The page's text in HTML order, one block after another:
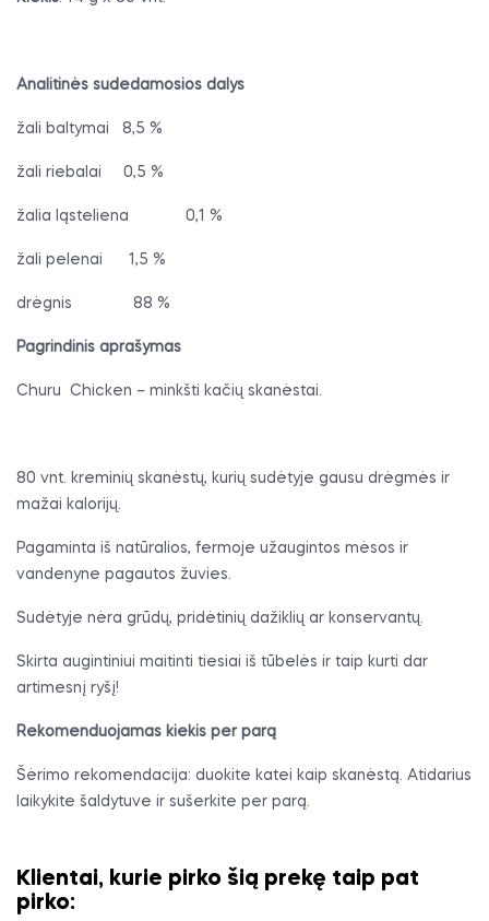
Analitinės sudedamosios dalys
žali baltymai 8,5 %
žali riebalai 0,5 %
žalia ląsteliena 0,1 %
žali pelenai 1,5 %
drėgnis 88 %
Pagrindinis aprašymas
Churu Chicken – minkšti kačių skanėstai.
80 vnt. kreminių skanėstų, kurių sudėtyje gausu drėgmės ir
mažai kalorijų.
Pagaminta iš natūralios, fermoje užaugintos mėsos ir
vandenyne pagautos žuvies.
Sudėtyje nėra grūdų, pridėtinių dažiklių ar konservantų.
Skirta augintiniui maitinti tiesiai iš tūbelės ir taip kurti dar
artimesnį ryšį!
Rekomenduojamas kiekis per parą
Šėrimo rekomendacija: duokite katei kaip skanėstą. Atidarius
laikykite šaldytuve ir sušerkite per parą.
Klientai, kurie pirko šią prekę taip pat
pirko: